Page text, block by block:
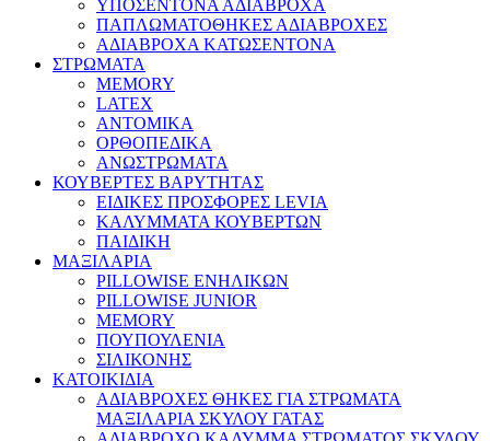
ΥΠΟΣΕΝΤΟΝΑ ΑΔΙΑΒΡΟΧΑ
ΠΑΠΛΩΜΑΤΟΘΗΚΕΣ ΑΔΙΑΒΡΟΧΕΣ
ΑΔΙΑΒΡΟΧΑ ΚΑΤΩΣΕΝΤΟΝΑ
ΣΤΡΩΜΑΤΑ
MEMORY
LATEX
ΑΝΤΟΜΙΚΑ
ΟΡΘΟΠΕΔΙΚΑ
ΑΝΩΣΤΡΩΜΑΤΑ
ΚΟΥΒΕΡΤΕΣ ΒΑΡΥΤΗΤΑΣ
ΕΙΔΙΚΕΣ ΠΡΟΣΦΟΡΕΣ LEVIA
ΚΑΛΥΜΜΑΤΑ ΚΟΥΒΕΡΤΩΝ
ΠΑΙΔΙΚΗ
ΜΑΞΙΛΑΡΙΑ
PILLOWISE ΕΝΗΛΙΚΩΝ
PILLOWISE JUNIOR
MEMORY
ΠΟΥΠΟΥΛΕΝΙΑ
ΣΙΛΙΚΟΝΗΣ
ΚΑΤΟΙΚΙΔΙΑ
ΑΔΙΑΒΡΟΧΕΣ ΘΗΚΕΣ ΓΙΑ ΣΤΡΩΜΑΤΑ
ΜΑΞΙΛΑΡΙΑ ΣΚΥΛΟΥ ΓΑΤΑΣ